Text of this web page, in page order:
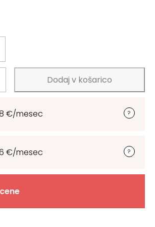
Dodaj v košarico
€/mesec
€/mesec